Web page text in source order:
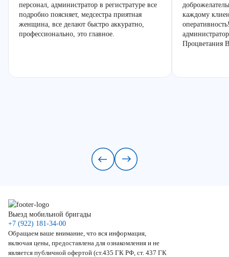
персонал, администратор в регистратуре все
подробно поясняет, медсестра приятная
женщина, все делают быстро аккуратно,
профессионально, это главное.
каждому
Выезд мобильной бригады
+7 (922) 181-34-00
Обращаем ваше внимание, что вся информация,
включая цены, предоставлена для ознакомления и не
является публичной офертой (ст.435 ГК РФ, ст. 437 ГК